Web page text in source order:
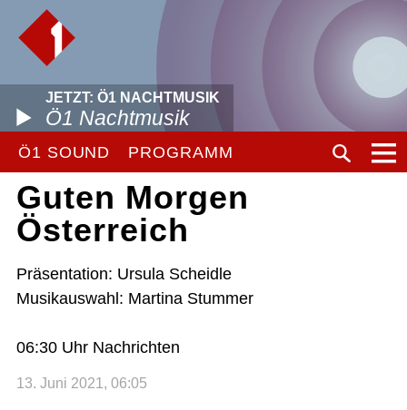
JETZT: Ö1 NACHTMUSIK
Ö1 Nachtmusik
Ö1 SOUND PROGRAMM
Guten Morgen
Österreich
Präsentation: Ursula Scheidle
Musikauswahl: Martina Stummer
06:30 Uhr Nachrichten
13. Juni 2021, 06:05